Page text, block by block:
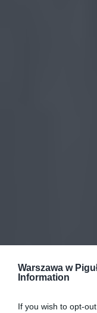
Warszawa w
Information
If you wish to opt-